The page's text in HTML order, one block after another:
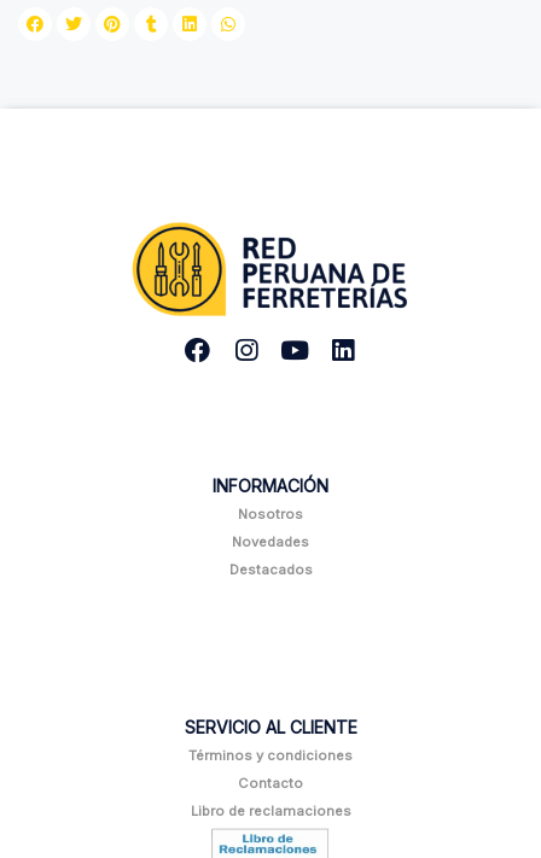
INFORMACIÓN
Nosotros
Novedades
Destacados
SERVICIO AL CLIENTE
Términos y condiciones
Contacto
Libro de reclamaciones